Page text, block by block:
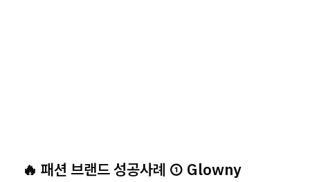
🔥 패션 브랜드 성공사례 ① Glowny